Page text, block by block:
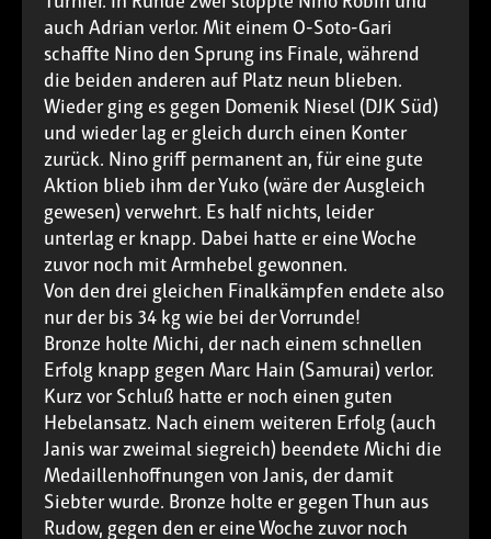
auch Adrian verlor. Mit einem O-Soto-Gari
schaffte Nino den Sprung ins Finale, während
die beiden anderen auf Platz neun blieben.
Wieder ging es gegen Domenik Niesel (DJK Süd)
und wieder lag er gleich durch einen Konter
zurück. Nino griff permanent an, für eine gute
Aktion blieb ihm der Yuko (wäre der Ausgleich
gewesen) verwehrt. Es half nichts, leider
unterlag er knapp. Dabei hatte er eine Woche
zuvor noch mit Armhebel gewonnen.
Von den drei gleichen Finalkämpfen endete also
nur der bis 34 kg wie bei der Vorrunde!
Bronze holte Michi, der nach einem schnellen
Erfolg knapp gegen Marc Hain (Samurai) verlor.
Kurz vor Schluß hatte er noch einen guten
Hebelansatz. Nach einem weiteren Erfolg (auch
Janis war zweimal siegreich) beendete Michi die
Medaillenhoffnungen von Janis, der damit
Siebter wurde. Bronze holte er gegen Thun aus
Rudow, gegen den er eine Woche zuvor noch